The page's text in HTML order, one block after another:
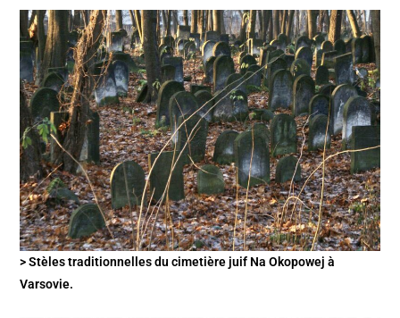
> Stèles traditionnelles du cimetière juif Na Okopowej à
Varsovie.